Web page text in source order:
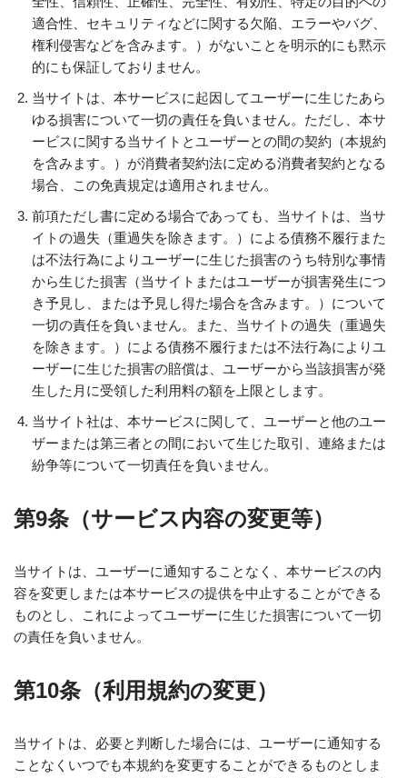
適合性、セキュリティなどに関する欠陥、エラーやバグ、
権利侵害などを含みます。）がないことを明示的にも黙示
的にも保証しておりません。
当サイトは、本サービスに起因してユーザーに生じたあら
ゆる損害について一切の責任を負いません。ただし、本サ
ービスに関する当サイトとユーザーとの間の契約（本規約
を含みます。）が消費者契約法に定める消費者契約となる
場合、この免責規定は適用されません。
前項ただし書に定める場合であっても、当サイトは、当サ
イトの過失（重過失を除きます。）による債務不履行また
は不法行為によりユーザーに生じた損害のうち特別な事情
から生じた損害（当サイトまたはユーザーが損害発生につ
き予見し、または予見し得た場合を含みます。）について
一切の責任を負いません。また、当サイトの過失（重過失
を除きます。）による債務不履行または不法行為によりユ
ーザーに生じた損害の賠償は、ユーザーから当該損害が発
生した月に受領した利用料の額を上限とします。
当サイト社は、本サービスに関して、ユーザーと他のユー
ザーまたは第三者との間において生じた取引、連絡または
紛争等について一切責任を負いません。
第9条（サービス内容の変更等）
当サイトは、ユーザーに通知することなく、本サービスの内
容を変更しまたは本サービスの提供を中止することができる
ものとし、これによってユーザーに生じた損害について一切
の責任を負いません。
第10条（利用規約の変更）
当サイトは、必要と判断した場合には、ユーザーに通知する
ことなくいつでも本規約を変更することができるものとしま